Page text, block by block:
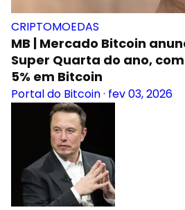
CRIPTOMOEDAS
MB | Mercado Bitcoin
Super Quarta do ano,
5% em Bitcoin
Portal do Bitcoin· fev 03, 2026